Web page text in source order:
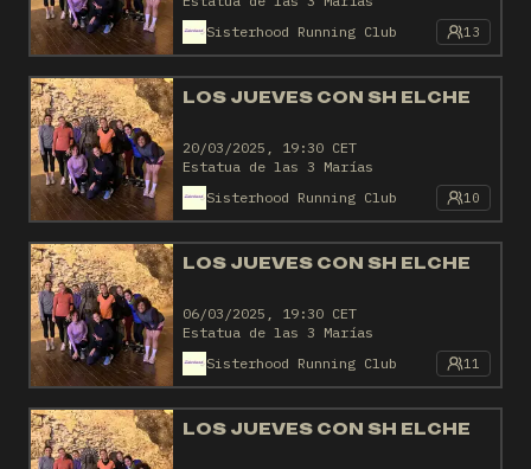
Sisterhood Running Club
13
LOS JUEVES CON SH ELCHE
20/03/2025, 19:30 CET
Estatua de las 3 Marías
Sisterhood Running Club
10
LOS JUEVES CON SH ELCHE
06/03/2025, 19:30 CET
Estatua de las 3 Marías
Sisterhood Running Club
11
LOS JUEVES CON SH ELCHE